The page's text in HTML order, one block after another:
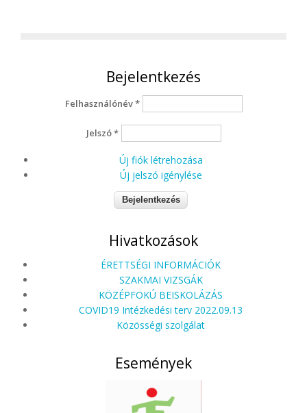
Bejelentkezés
Felhasználónév*
Jelszó*
Új fiók létrehozása
Új jelszó igénylése
Hivatkozások
ÉRETTSÉGI INFORMÁCIÓK
SZAKMAI VIZSGÁK
KÖZÉPFOKÚ BEISKOLÁZÁS
COVID19 Intézkedési terv 2022.09.13
Közösségi szolgálat
Események